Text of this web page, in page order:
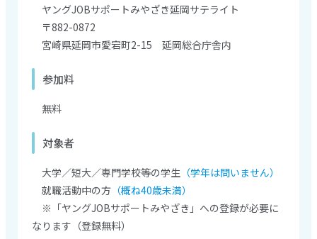
ヤングJOBサポートみやざき延岡サテライト
〒882-0872
宮崎県延岡市愛宕町2-15 延岡総合庁舎内
参加料
無料
対象者
大学／短大／専門学校等の学生 （学年は問いません）
就職活動中の方 （概ね40歳未満）
※「ヤングJOBサポートみやざき」への登録が必要に
なります（登録無料）